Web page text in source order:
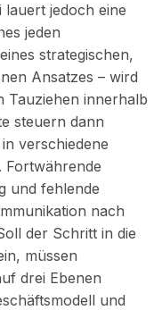
lauert jedoch eine
jeden
strategischen,
Ansatzes – wird
Tauziehen innerhalb
steuern dann
verschiedene
Fortwährende
und fehlende
nach
der Schritt in die
müssen
drei Ebenen
und